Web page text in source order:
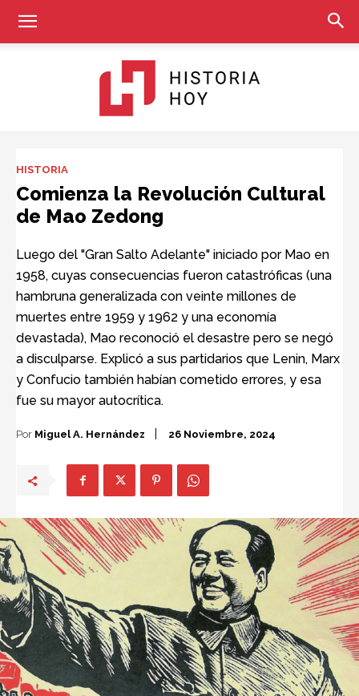
HISTORIA
Comienza la Revolución Cultural
de Mao Zedong
Luego del "Gran Salto Adelante" iniciado por Mao en
1958, cuyas consecuencias fueron catastróficas (una
hambruna generalizada con veinte millones de
muertes entre 1959 y 1962 y una economía
devastada), Mao reconoció el desastre pero se negó
a disculparse. Explicó a sus partidarios que Lenin, Marx
y Confucio también habían cometido errores, y esa
fue su mayor autocrítica.
Por Miguel A. Hernández 26 Noviembre, 2024